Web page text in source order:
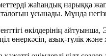
жаһандық нарыққа
ұсынады. Мұнда
өкілдерінің
өнеркәсіп, азық-түлік